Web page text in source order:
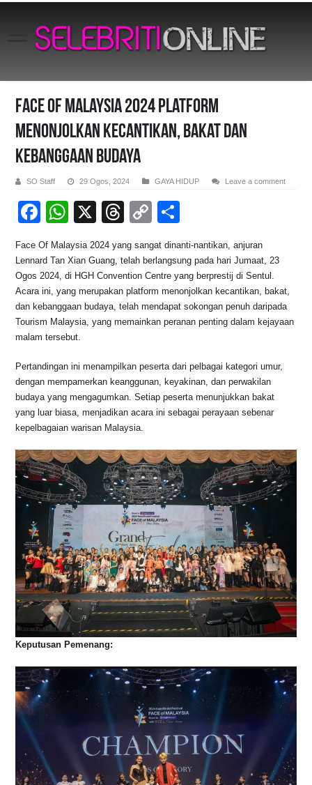
Face Of Malaysia 2024 Platform
Menonjolkan Kecantikan, Bakat Dan
Kebanggaan Budaya
SO Staff 29 Ogos, 2024 GAYA HIDUP Leave a comment
F
c
e
b
o
o
k
W
at
s
A
p
p
X
T
e
a
d
s
C
p
y
Li
n
ar
e
Face Of Malaysia 2024 yang sangat dinanti-nantikan, anjuran
Lennard Tan Xian Guang, telah berlangsung pada hari Jumaat, 23
Ogos 2024, di HGH Convention Centre yang berprestij di Sentul.
Acara ini, yang merupakan platform menonjolkan kecantikan, bakat,
dan kebanggaan budaya, telah mendapat sokongan penuh daripada
Tourism Malaysia, yang memainkan peranan penting dalam kejayaan
malam tersebut.
Pertandingan ini menampilkan peserta dari pelbagai kategori umur,
dengan mempamerkan keanggunan, keyakinan, dan perwakilan
budaya yang mengagumkan. Setiap peserta menunjukkan bakat
yang luar biasa, menjadikan acara ini sebagai perayaan sebenar
kepelbagaian warisan Malaysia.
Keputusan Pemenang: